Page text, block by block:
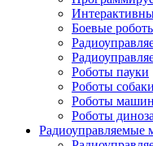
Боевые
Роботы пауки
Роботы собаки
Роботы
Роботы